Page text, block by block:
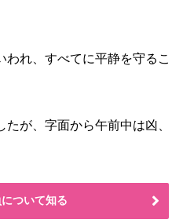
れ、すべてに平静を守るこ
が、字面から午前中は凶、
ついて知る